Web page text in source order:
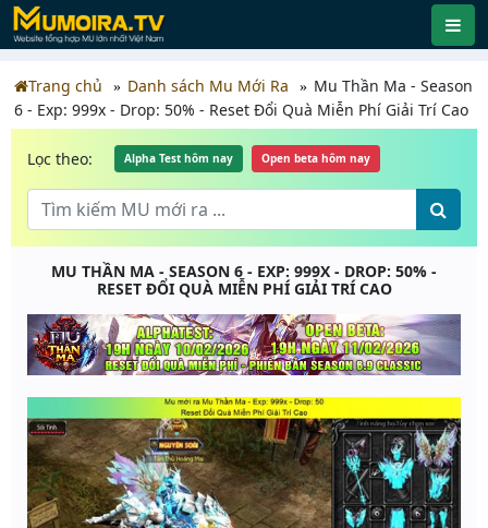
Trang chủ Danh sách Mu Mới Ra
Mu Thần Ma - Season
6 - Exp: 999x - Drop: 50% - Reset Đổi Quà Miễn Phí Giải Trí Cao
Lọc theo: Alpha Test hôm nay Open beta hôm nay
MU THẦN MA - SEASON 6 - EXP: 999X - DROP: 50% -
RESET ĐỔI QUÀ MIỄN PHÍ GIẢI TRÍ CAO